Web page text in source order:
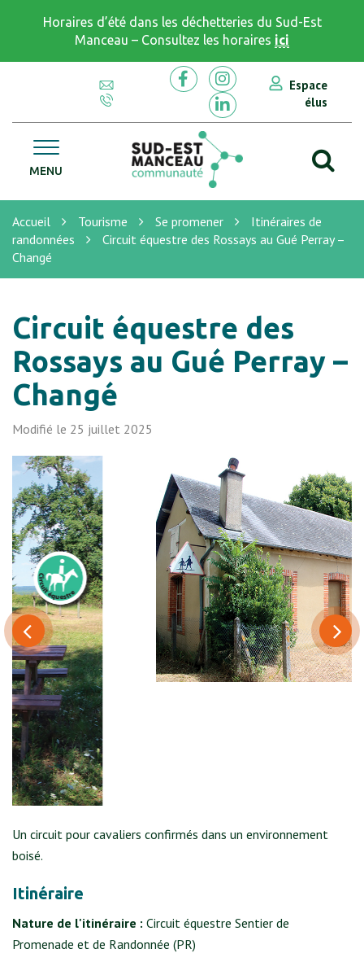
Horaires d’été dans les déchetteries du Sud-Est
Manceau – Consultez les horaires ici
Lien vers le compte Facebook
Lien vers le compte
Lien vers le compte
Espace
élus
MENU CC Sud Est Manceau
Accueil Tourisme Se promener
Itinéraires de
randonnées
Circuit équestre des Rossays au Gué Perray –
Changé
Circuit équestre des
Rossays au Gué Perray –
Changé
Modifié le 25 juillet 2025
Un circuit pour cavaliers confirmés dans un environnement
boisé.
Itinéraire
Nature de l'itinéraire : Circuit équestre Sentier de
Promenade et de Randonnée (PR)